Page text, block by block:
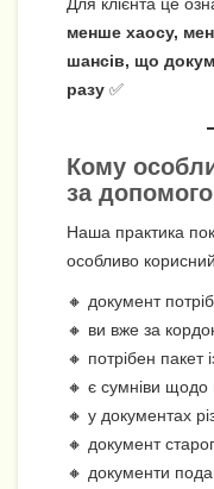
менше хаосу,
шансів, що
разу ✅
Кому
за
Наша практика
особливо
🔸 документ
🔸 ви вже за
🔸 потрібен пакет
🔸 є сумніви щодо
🔸 у документах
🔸 документ
🔸 документи